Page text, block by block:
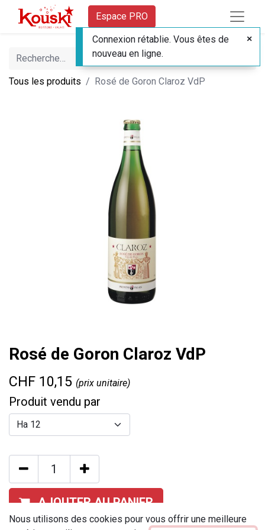
Espace PRO
Tous les produits Rosé de Goron Claroz VdP
Rosé de Goron Claroz VdP
CHF 10,15 (prix unitaire)
Produit vendu par
AJOUTER AU PANIER
Nous utilisons des cookies pour vous offrir une meilleure
Connexion rétablie. Vous êtes de
nouveau en ligne.